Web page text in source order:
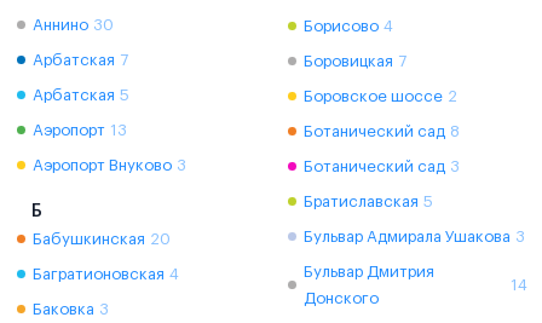
Аннино 30
Арбатская 7
Арбатская 5
Аэропорт 13
Аэропорт Внуково 3
Б
Бабушкинская 20
Багратионовская 4
Баковка 3
Борисово 4
Боровицкая 7
Боровское шоссе 2
Ботанический сад 8
Ботанический сад 3
Братиславская 5
Бульвар Адмирала Ушакова 3
Бульвар Дмитрия
Донского
14